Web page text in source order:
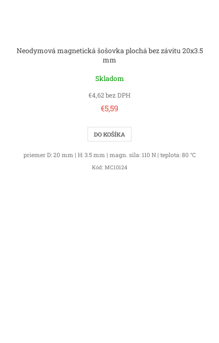
Neodymová magnetická šošovka plochá bez závitu 20x3.5
mm
Skladom
€4,62 bez DPH
€5,59
DO KOŠÍKA
priemer D: 20 mm | H: 3.5 mm | magn. sila: 110 N | teplota: 80 °C
Kód: MC10124